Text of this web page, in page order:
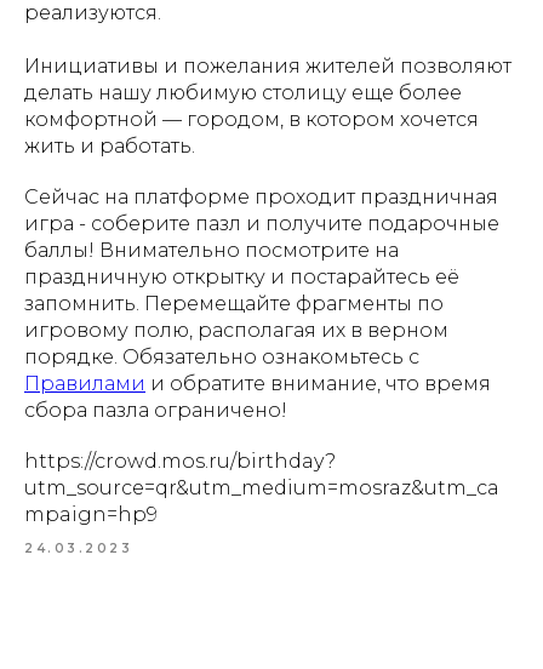
реализуются.
Инициативы и пожелания жителей позволяют
делать нашу любимую столицу еще более
комфортной — городом, в котором хочется
жить и работать.
Сейчас на платформе проходит праздничная
игра - соберите пазл и получите подарочные
баллы! Внимательно посмотрите на
праздничную открытку и постарайтесь её
запомнить. Перемещайте фрагменты по
игровому полю, располагая их в верном
порядке. Обязательно ознакомьтесь с
Правилами и обратите внимание, что время
сбора пазла ограничено!
https://crowd.mos.ru/birthday?
utm_source=qr&utm_medium=mosraz&utm_ca
mpaign=hp9
24.03.2023